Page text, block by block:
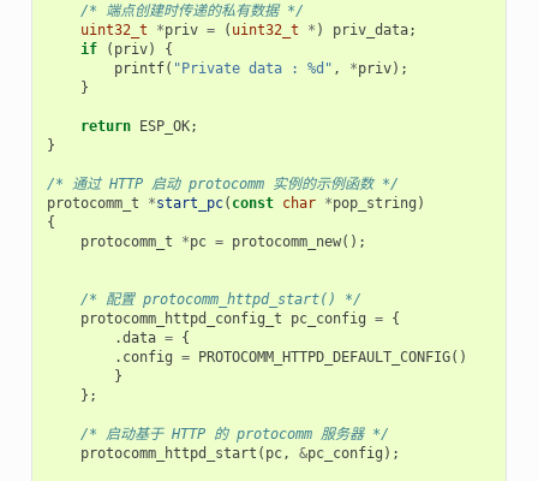
/* 端点创建时传递的私有数据 */
uint32_t
*priv = ( uint32_t * ) priv_data;
if
( priv)
{
printf( "Private data : %d" , *priv);
}
return ESP_OK;
}
/* 通过 HTTP 启动 protocomm 实例的示例函数 */
protocomm_t
*start_pc( const char *pop_string )
{
protocomm_t
*pc = protocomm_new();
/* 配置 protocomm_httpd_start() */
protocomm_httpd_config_t
pc_config = {
.data = {
. config = PROTOCOMM_HTTPD_DEFAULT_CONFIG()
}
};
/* 启动基于 HTTP 的 protocomm 服务器 */
protocomm_httpd_start ( pc, &pc_config );